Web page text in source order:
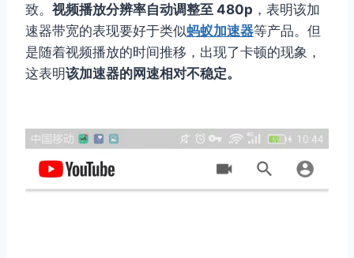
致。 视频播放分辨率自动调整至 480p ，表明该加
速器带宽的表现要好于类似蚂蚁加速器等产品。但
是随着视频播放的时间推移，出现了卡顿的现象，
这表明该加速器的网速相对不稳定。